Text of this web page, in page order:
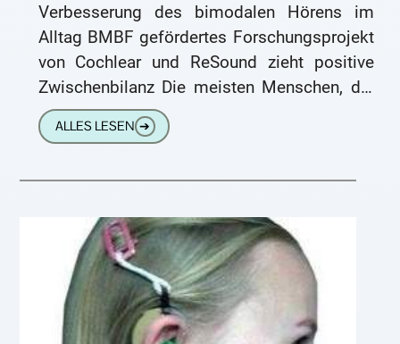
Verbesserung des bimodalen Hörens im
Alltag BMBF gefördertes Forschungsprojekt
von Cochlear und ReSound zieht positive
Zwischenbilanz Die meisten Menschen, die
mit einem Cochlea-Implantat (CI) hören,
tragen auf dem anderen Ohr
ALLES LESEN ➔